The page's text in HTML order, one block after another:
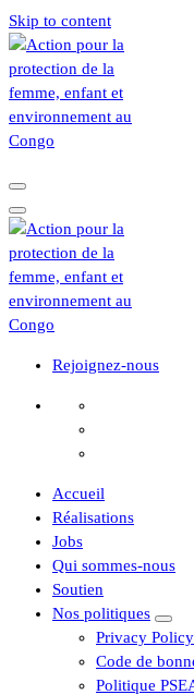
Skip to content
Rejoignez-nous
Accueil
Réalisations
Jobs
Qui sommes-nous
Soutien
Nos politiques
Privacy Policy
Code de
Politique